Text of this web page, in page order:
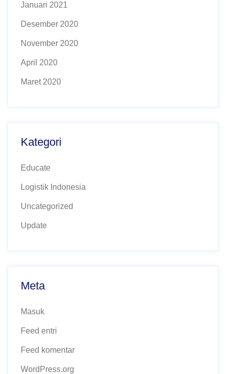
Januari 2021
Desember 2020
November 2020
April 2020
Maret 2020
Kategori
Educate
Logistik Indonesia
Uncategorized
Update
Meta
Masuk
Feed entri
Feed komentar
WordPress.org